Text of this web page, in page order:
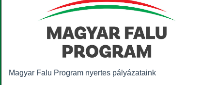
Magyar Falu Program nyertes pályázataink